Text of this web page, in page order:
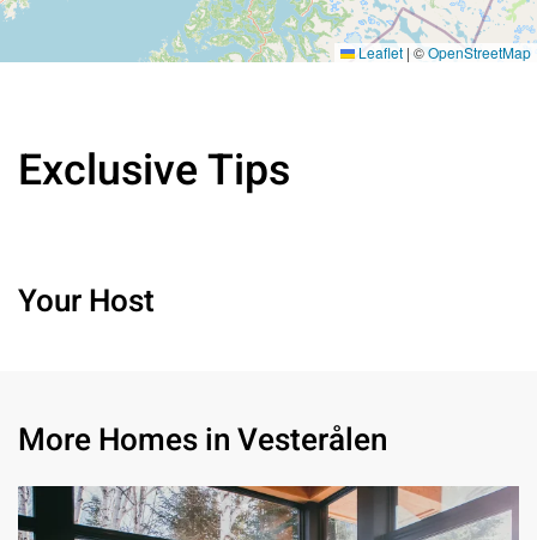
Leaflet | ©OpenStreetMap
Exclusive Tips
Your Host
More Homes in Vesterålen